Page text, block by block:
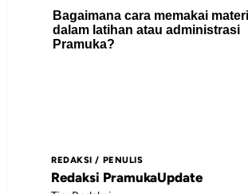
karakter di luar sekolah. Saat ini
perubahan zaman harus
Artikel ini berguna untuk pembina
Pramuka, peserta didik, pengurus
Bagaimana cara memakai
dalam latihan atau administrasi
Pramuka?
catatan pembinaan, atau rujukan
menyiapkan kegiatan.
REDAKSI / PENULIS
Redaksi PramukaUpdate